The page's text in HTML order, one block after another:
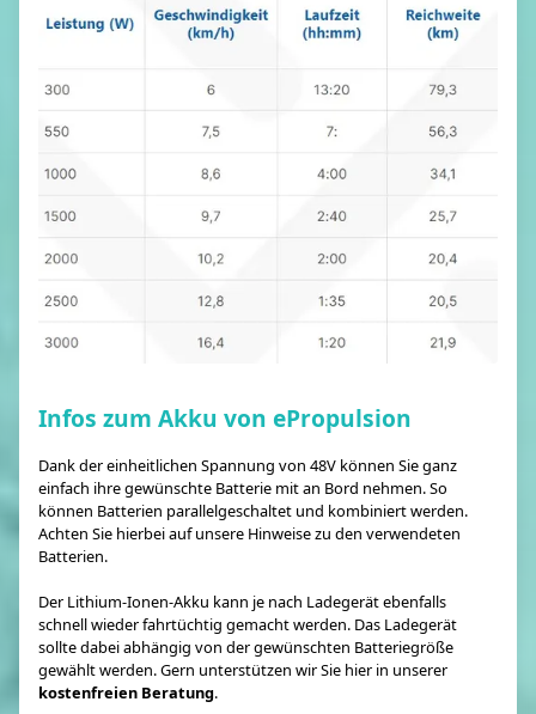
Infos zum Akku von ePropulsion
Dank der einheitlichen Spannung von 48V können Sie ganz
einfach ihre gewünschte Batterie mit an Bord nehmen. So
können Batterien parallelgeschaltet und kombiniert werden.
Achten Sie hierbei auf unsere Hinweise zu den verwendeten
Batterien.
Der Lithium-Ionen-Akku kann je nach Ladegerät ebenfalls
schnell wieder fahrtüchtig gemacht werden. Das Ladegerät
sollte dabei abhängig von der gewünschten Batteriegröße
gewählt werden. Gern unterstützen wir Sie hier in unserer
kostenfreien Beratung.